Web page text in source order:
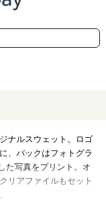
ナルスウェット。ロゴ
、バックはフォトグラ
た写真をプリント。オ
リアファイルもセット